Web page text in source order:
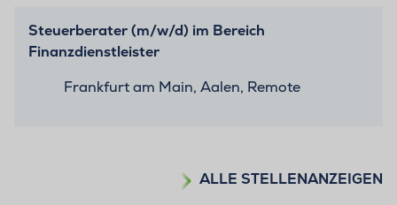
Steuerberater (m/w/d) im Bereich
Finanzdienstleister
Frankfurt am Main, Aalen, Remote
ALLE STELLENANZEIGEN